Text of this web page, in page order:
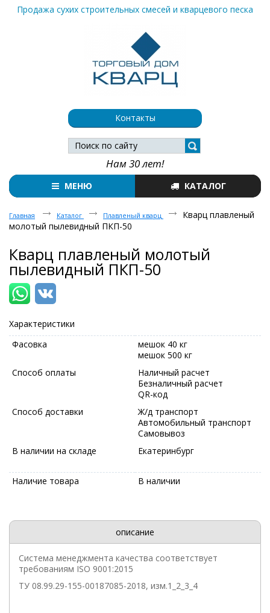
Контакты
Продажа сухих строительных смесей и кварцевого песка
Нам 30 лет!
МЕНЮ КАТАЛОГ
Главная Каталог Плавленый кварц
Кварц плавленый
молотый пылевидный ПКП-50
Кварц плавленый молотый
пылевидный ПКП-50
Характеристики
Фасовка
мешок 40 кг
мешок 500 кг
Способ оплаты
Наличный расчет
Безналичный расчет
QR-код
Способ доставки
Ж/д транспорт
Автомобильный транспорт
Самовывоз
В наличии на складе
Екатеринбург
Наличие товара В наличии
описание
Система менеджмента качества соответствует
требованиям ISO 9001:2015
ТУ 08.99.29-155-00187085-2018, изм.1_2_3_4